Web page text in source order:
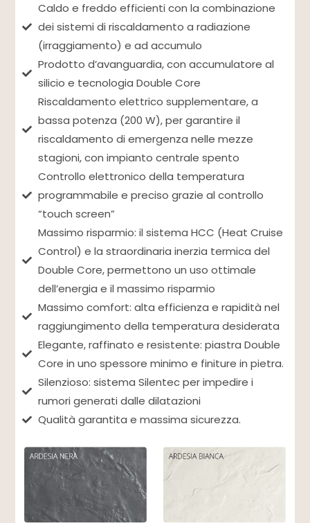
Caldo e freddo efficienti con la combinazione
dei sistemi di riscaldamento a radiazione
(irraggiamento) e ad accumulo
Prodotto d’avanguardia, con accumulatore al
silicio e tecnologia Double Core
Riscaldamento elettrico supplementare, a
bassa potenza (200 W), per garantire il
riscaldamento di emergenza nelle mezze
stagioni, con impianto centrale spento
Controllo elettronico della temperatura
programmabile e preciso grazie al controllo
“touch screen”
Massimo risparmio: il sistema HCC (Heat Cruise
Control) e la straordinaria inerzia termica del
Double Core, permettono un uso ottimale
dell’energia e il massimo risparmio
Massimo comfort: alta efficienza e rapidità nel
raggiungimento della temperatura desiderata
Elegante, raffinato e resistente: piastra Double
Core in uno spessore minimo e finiture in pietra.
Silenzioso: sistema Silentec per impedire i
rumori generati dalle dilatazioni
Qualità garantita e massima sicurezza.